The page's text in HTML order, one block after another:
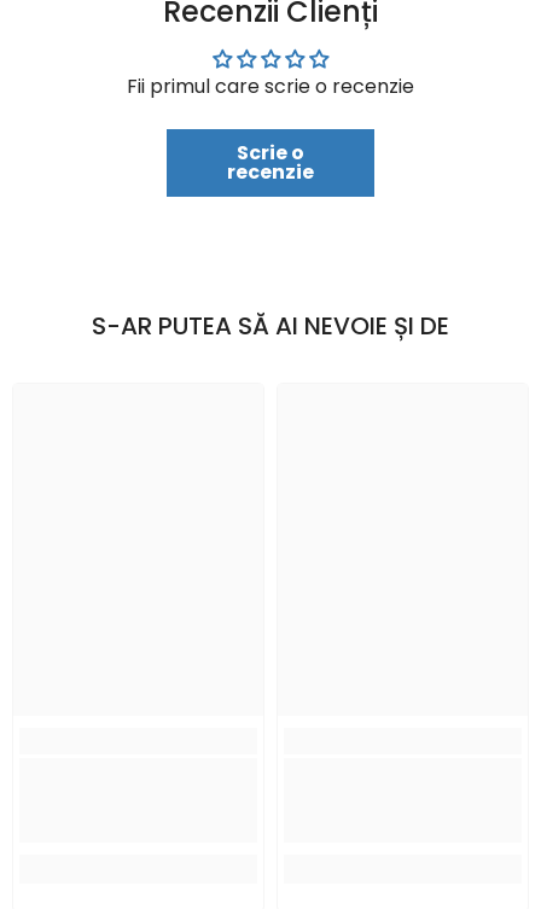
Recenzii Clienți
Fii primul care scrie o recenzie
Scrie o
recenzie
S-AR PUTEA SĂ AI NEVOIE ȘI DE